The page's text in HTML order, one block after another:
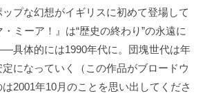
プな幻想がイギリスに初めて登場して
ミーア！』は“歴史の終わり”の永遠に
具体的には1990年代に。団塊世代は年
になっていく（この作品がブロードウ
2001年10月のことを思い出してくださ